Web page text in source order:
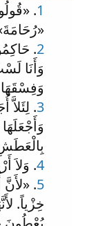
1
.
2
.
وَأَنَا
وَفِسْقَهَا
3. لِئَلاَّ
4. وَلاَ
5
.
خِزْياً.